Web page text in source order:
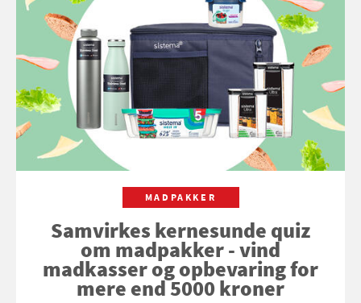
MADPAKKER
Samvirkes kernesunde quiz
om madpakker - vind
madkasser og opbevaring for
mere end 5000 kroner